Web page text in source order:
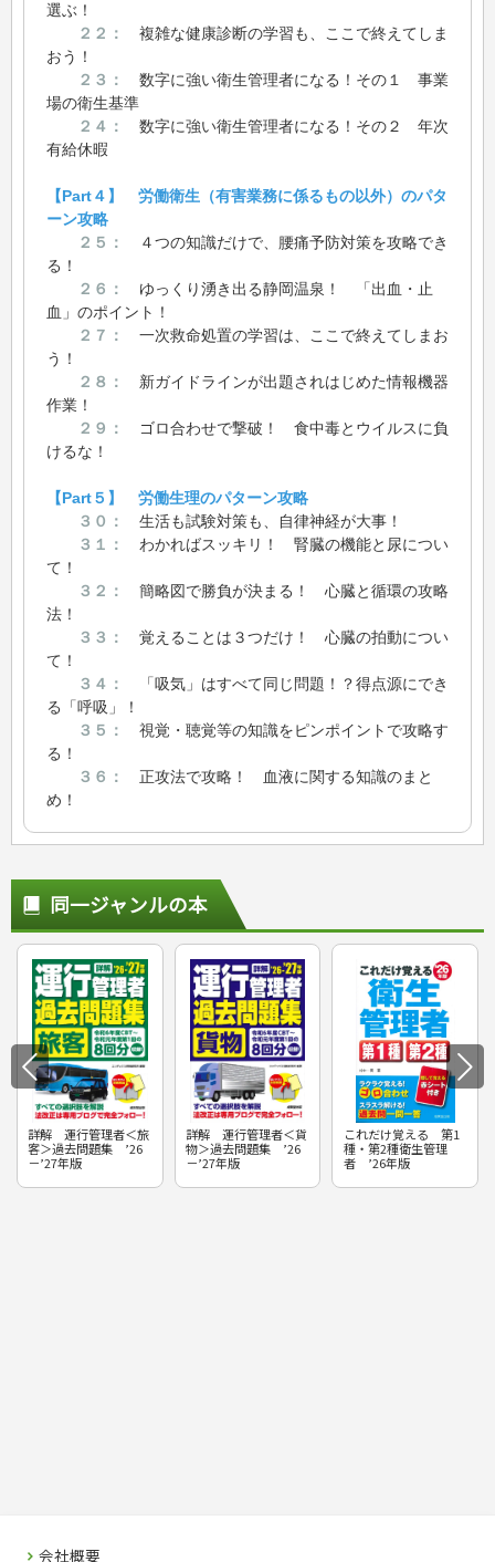
選ぶ！
２２：
複雑な健康診断の学習も、ここで終えてしま
おう！
２３：
数字に強い衛生管理者になる！その１ 事業
場の衛生基準
２４：
数字に強い衛生管理者になる！その２ 年次
有給休暇
【Part４】 労働衛生（有害業務に係るもの以外）のパタ
ーン攻略
２５：
４つの知識だけで、腰痛予防対策を攻略でき
る！
２６：
ゆっくり湧き出る静岡温泉！ 「出血・止
血」のポイント！
２７：
一次救命処置の学習は、ここで終えてしまお
う！
２８：
新ガイドラインが出題されはじめた情報機器
作業！
２９：
ゴロ合わせで撃破！ 食中毒とウイルスに負
けるな！
【Part５】 労働生理のパターン攻略
３０：
生活も試験対策も、自律神経が大事！
３１：
わかればスッキリ！ 腎臓の機能と尿につい
て！
３２：
簡略図で勝負が決まる！ 心臓と循環の攻略
法！
３３：
覚えることは３つだけ！ 心臓の拍動につい
て！
３４：
「吸気」はすべて同じ問題！？得点源にでき
る「呼吸」！
３５：
視覚・聴覚等の知識をピンポイントで攻略す
る！
３６：
正攻法で攻略！ 血液に関する知識のまと
め！
同一ジャンルの本
詳解 運行管理者＜旅
客＞過去問題集 ’26
－’27年版
詳解 運行管理者＜貨
物＞過去問題集 ’26
－’27年版
これだけ覚える 第1
種・第2種衛生管理
者 ’26年版
会社概要